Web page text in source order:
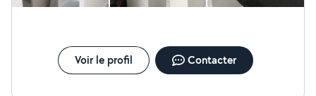
pck rempli de poussière cuisine non achever et enceinte de
commentaire passez votre chemin si vs souhaitez faire une
Voir le profil Contacter